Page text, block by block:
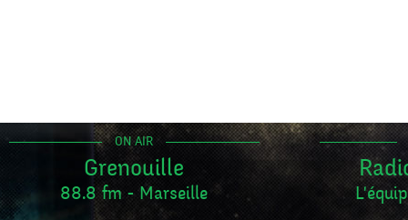
ON AIR
Grenouille
88.8 fm - Marseille